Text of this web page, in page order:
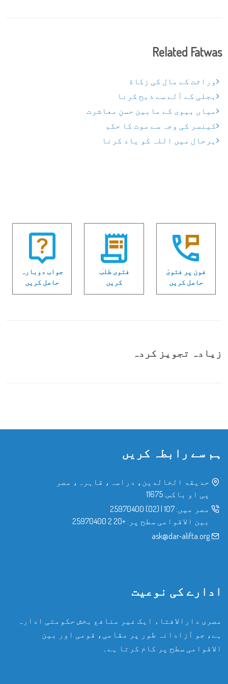
Related Fatwas
وراثت کے مال کی زکاة
بجلی کے آلے سے ذبح کرنا
میاں بیوی کے مابین حسنِ معاشرت
کینسر کی وجہ سے موت کا حکم
ہرحال میں اللہ کو یاد کرنا
فون پر فتویٰ
حاصل کریں
فتوی طلب
کریں
جواب دوبارہ
حاصل کریں
زیادہ تجویز کردہ
ہم سے رابطہ کریں
حدیقۃ الخالدین، دراسہ، قاہرہ، مصر
پی او باکس: 11675
مصر میں: 107
|
(02) 25970400
بین الاقوامی سطح پر: +20 2 25970400
ask@dar-alifta.org
ادارے کی نوعیت
مصری دارالافتاء ایک غیر منافع بخش حکومتی ادارہ
ہے، جو آزادانہ طور پر مقامی، قومی اور بین
الاقوامی سطح پر کام کرتا ہے۔